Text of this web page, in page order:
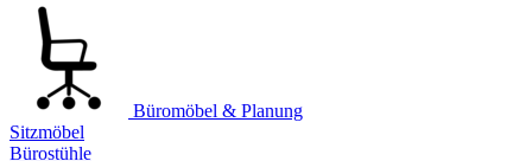
Büromöbel & Planung
Sitzmöbel
Bürostühle